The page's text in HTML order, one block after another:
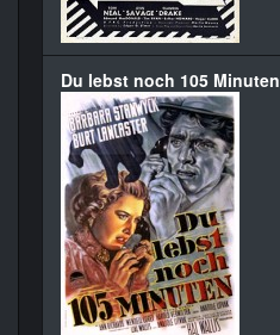
Du lebst noch 105 Minuten